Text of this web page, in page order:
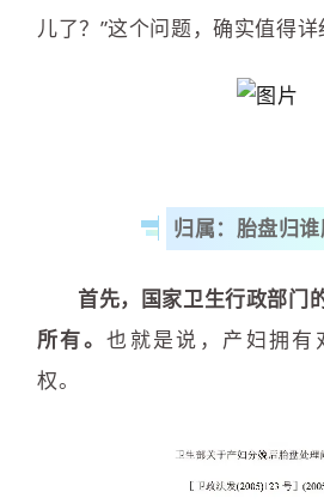
儿了？”这个问题，确实值得详
归属：胎盘归
首先，国家卫生行政部门
所有。也就是说，产妇拥有
权。